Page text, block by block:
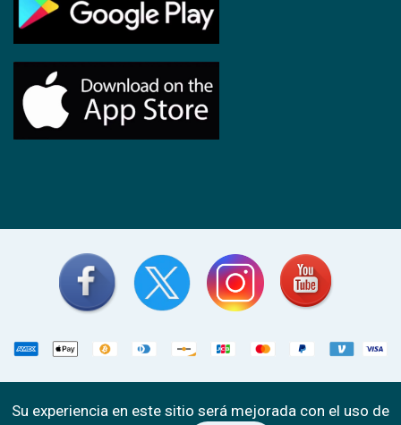
derechos reservados
Su experiencia en este sitio será mejorada con el uso de